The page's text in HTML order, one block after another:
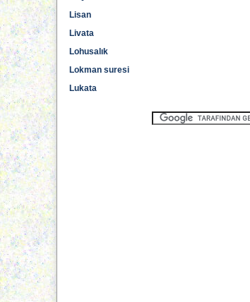
Lisan
Livata
Lohusalık
Lokman suresi
Lukata